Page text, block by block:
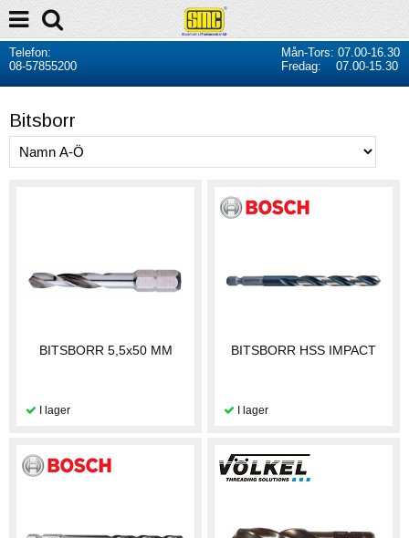
Telefon:
08-57855200
Mån-Tors: 07.00-16.30
Fredag: 07.00-15.30
Bitsborr
BITSBORR 5,5x50 MM BITSBORR HSS IMPACT